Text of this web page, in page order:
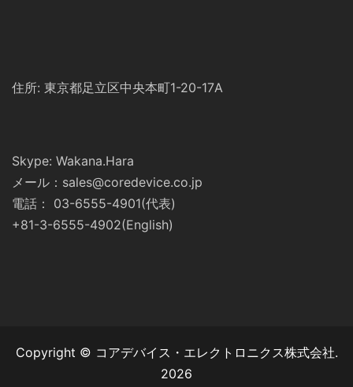
住所: 東京都足立区中央本町1-20-17A
Skype: Wakana.Hara
メール：sales@coredevice.co.jp
電話： 03-6555-4901(代表)
+81-3-6555-4902(English)
Copyright © コアデバイス・エレクトロニクス株式会社.
2026